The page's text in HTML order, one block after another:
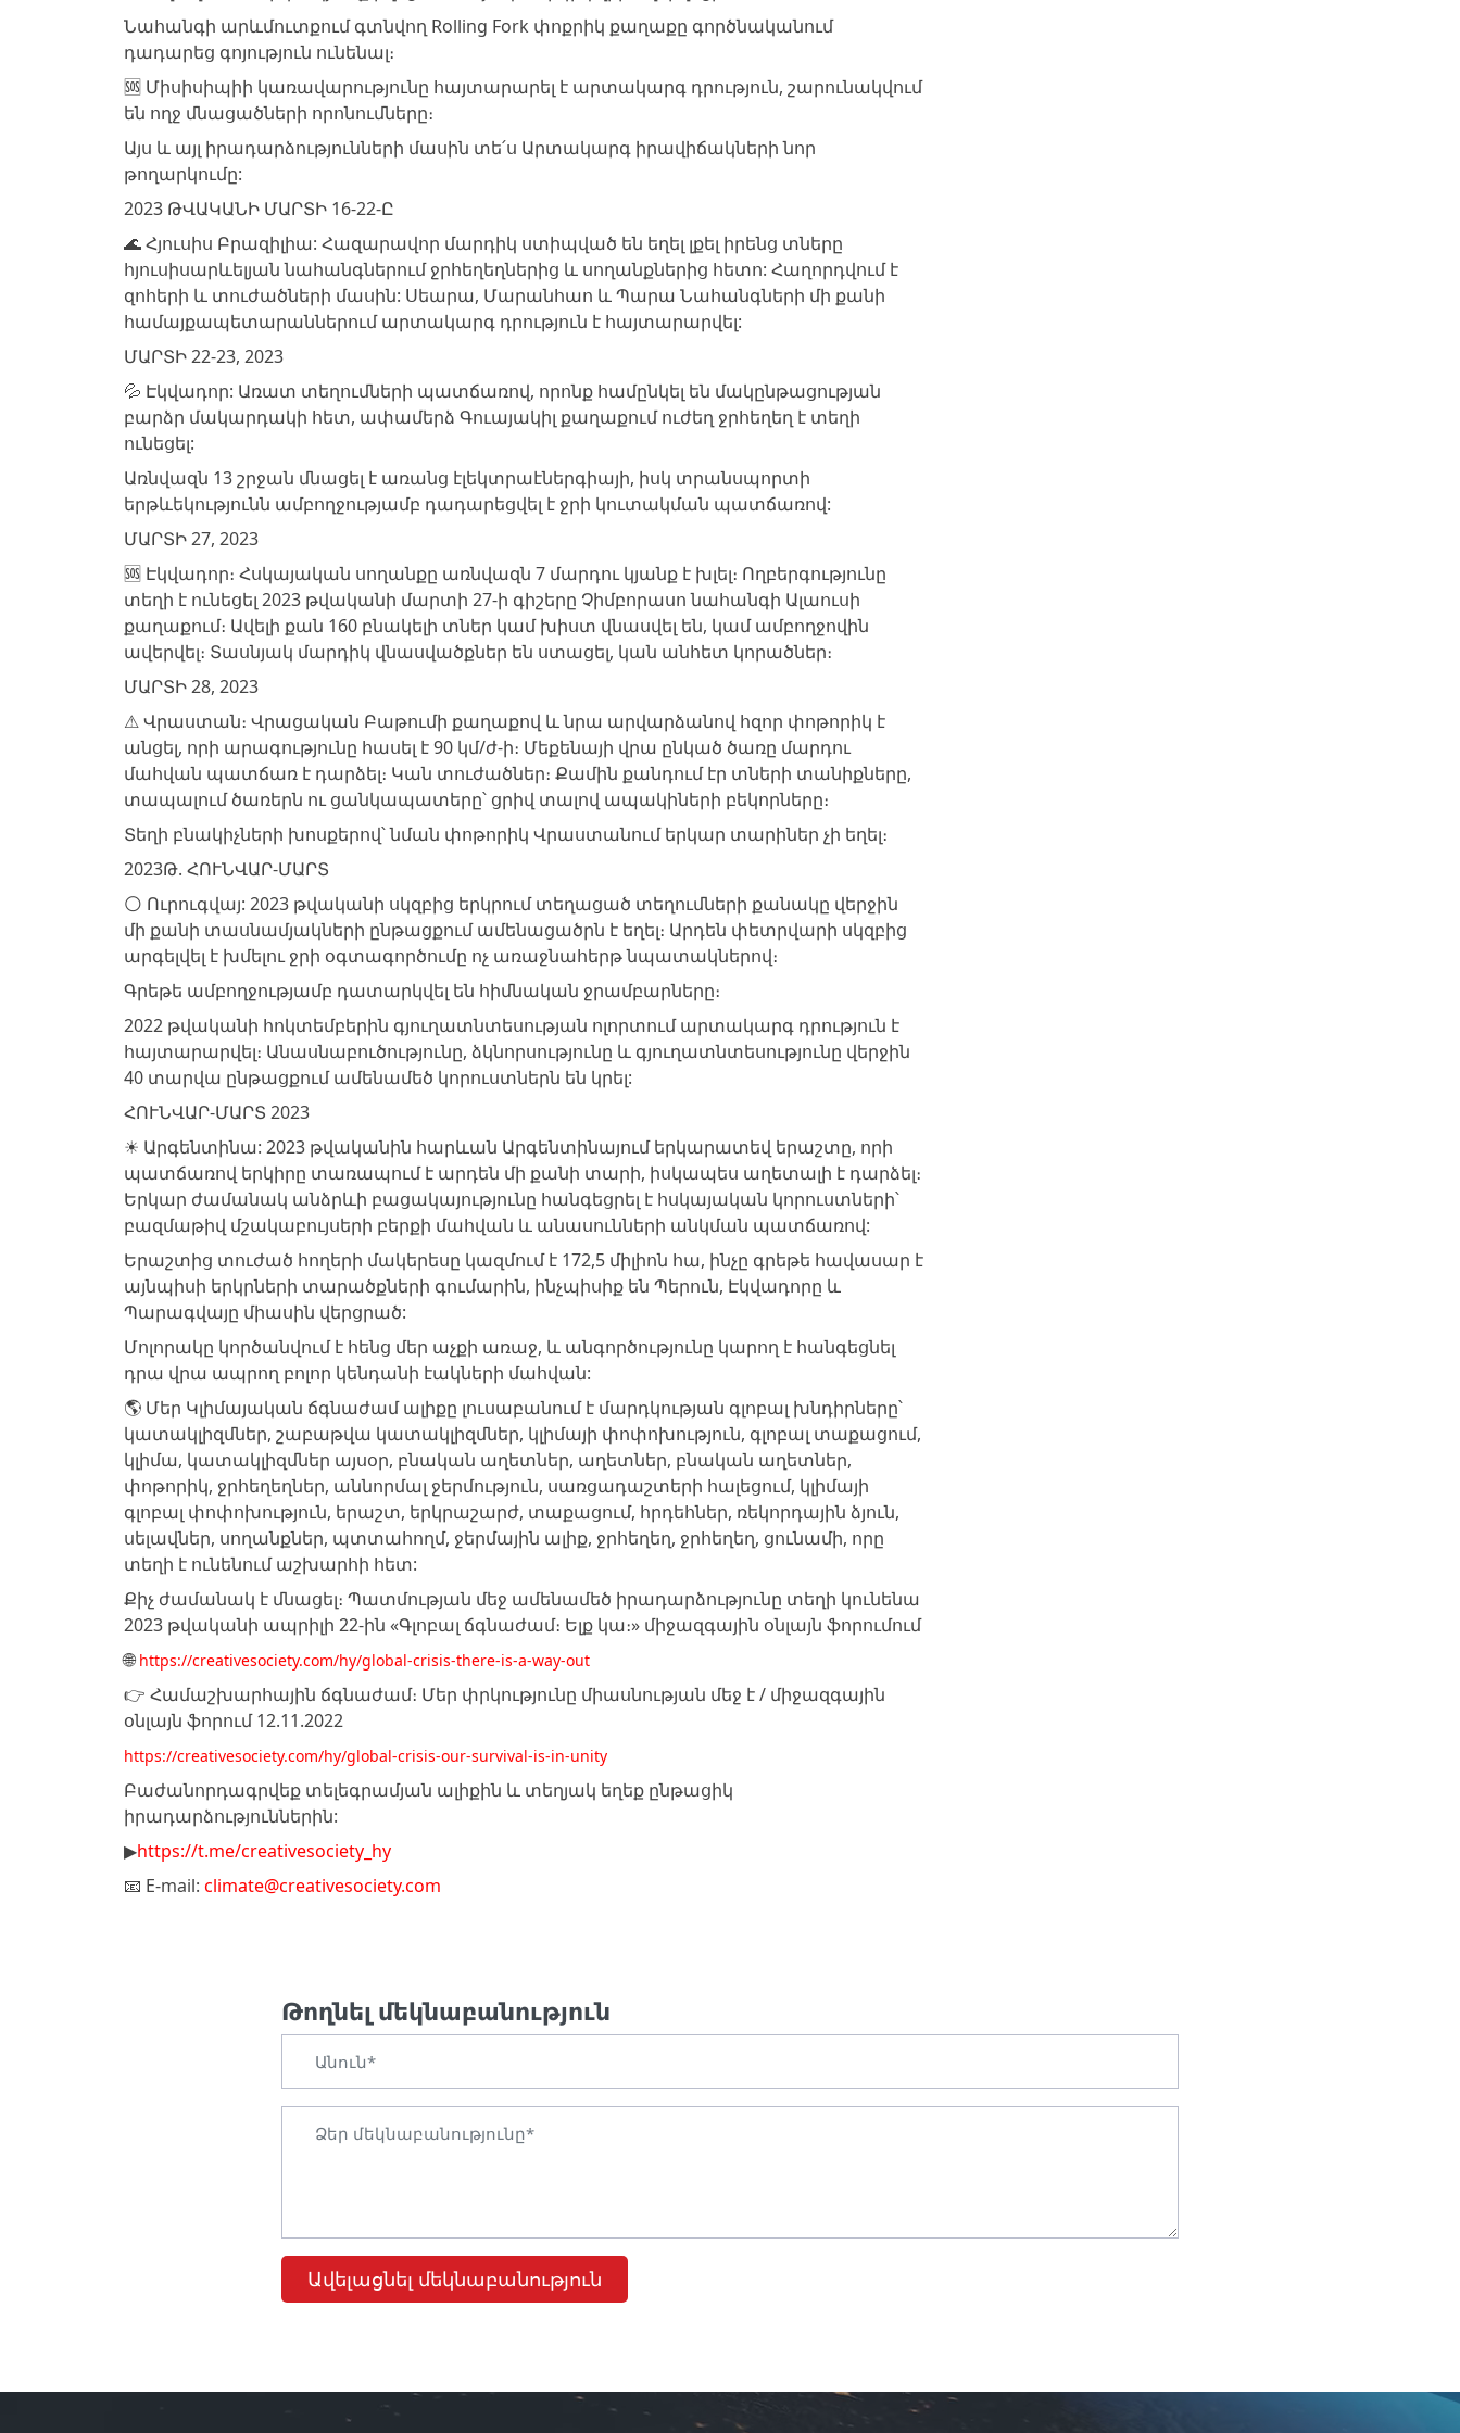
Նահանգի արևմուտքում գտնվող Rolling Fork փոքրիկ քաղաքը գործնականում
դադարեց գոյություն ունենալ։
🆘 Միսիսիպիի կառավարությունը հայտարարել է արտակարգ դրություն, շարունակվում
են ողջ մնացածների որոնումները։
Այս և այլ իրադարձությունների մասին տե՛ս Արտակարգ իրավիճակների նոր
թողարկումը:
2023 ԹՎԱԿԱՆԻ ՄԱՐՏԻ 16-22-Ը
🌊 Հյուսիս Բրազիլիա: Հազարավոր մարդիկ ստիպված են եղել լքել իրենց տները
հյուսիսարևելյան նահանգներում ջրհեղեղներից և սողանքներից հետո: Հաղորդվում է
զոհերի և տուժածների մասին: Սեարա, Մարանհաո և Պարա Նահանգների մի քանի
համայքապետարաններում արտակարգ դրություն է հայտարարվել:
ՄԱՐՏԻ 22-23, 2023
💦 Էկվադոր: Առատ տեղումների պատճառով, որոնք համընկել են մակընթացության
բարձր մակարդակի հետ, ափամերձ Գուայակիլ քաղաքում ուժեղ ջրհեղեղ է տեղի
ունեցել:
Առնվազն 13 շրջան մնացել է առանց էլեկտրաէներգիայի, իսկ տրանսպորտի
երթևեկությունն ամբողջությամբ դադարեցվել է ջրի կուտակման պատճառով:
ՄԱՐՏԻ 27, 2023
🆘 Էկվադոր։ Հսկայական սողանքը առնվազն 7 մարդու կյանք է խլել։ Ողբերգությունը
տեղի է ունեցել 2023 թվականի մարտի 27-ի գիշերը Չիմբորասո նահանգի Ալաուսի
քաղաքում։ Ավելի քան 160 բնակելի տներ կամ խիստ վնասվել են, կամ ամբողջովին
ավերվել։ Տասնյակ մարդիկ վնասվածքներ են ստացել, կան անհետ կորածներ։
ՄԱՐՏԻ 28, 2023
⚠️ Վրաստան։ Վրացական Բաթումի քաղաքով և նրա արվարձանով հզոր փոթորիկ է
անցել, որի արագությունը հասել է 90 կմ/ժ-ի։ Մեքենայի վրա ընկած ծառը մարդու
մահվան պատճառ է դարձել։ Կան տուժածներ։ Քամին քանդում էր տների տանիքները,
տապալում ծառերն ու ցանկապատերը՝ ցրիվ տալով ապակիների բեկորները։
Տեղի բնակիչների խոսքերով՝ նման փոթորիկ Վրաստանում երկար տարիներ չի եղել։
2023Թ. ՀՈՒՆՎԱՐ-ՄԱՐՏ
🌕 Ուրուգվայ: 2023 թվականի սկզբից երկրում տեղացած տեղումների քանակը վերջին
մի քանի տասնամյակների ընթացքում ամենացածրն է եղել։ Արդեն փետրվարի սկզբից
արգելվել է խմելու ջրի օգտագործումը ոչ առաջնահերթ նպատակներով։
Գրեթե ամբողջությամբ դատարկվել են հիմնական ջրամբարները։
2022 թվականի հոկտեմբերին գյուղատնտեսության ոլորտում արտակարգ դրություն է
հայտարարվել։ Անասնաբուծությունը, ձկնորսությունը և գյուղատնտեսությունը վերջին
40 տարվա ընթացքում ամենամեծ կորուստներն են կրել:
ՀՈՒՆՎԱՐ-ՄԱՐՏ 2023
☀️ Արգենտինա: 2023 թվականին հարևան Արգենտինայում երկարատեվ երաշտը, որի
պատճառով երկիրը տառապում է արդեն մի քանի տարի, իսկապես աղետալի է դարձել։
Երկար ժամանակ անձրևի բացակայությունը հանգեցրել է հսկայական կորուստների՝
բազմաթիվ մշակաբույսերի բերքի մահվան և անասունների անկման պատճառով:
Երաշտից տուժած հողերի մակերեսը կազմում է 172,5 միլիոն հա, ինչը գրեթե հավասար է
այնպիսի երկրների տարածքների գումարին, ինչպիսիք են Պերուն, Էկվադորը և
Պարագվայը միասին վերցրած:
Մոլորակը կործանվում է հենց մեր աչքի առաջ, և անգործությունը կարող է հանգեցնել
դրա վրա ապրող բոլոր կենդանի էակների մահվան:
🌎 Մեր Կլիմայական ճգնաժամ ալիքը լուսաբանում է մարդկության գլոբալ խնդիրները՝
կատակլիզմներ, շաբաթվա կատակլիզմներ, կլիմայի փոփոխություն, գլոբալ տաքացում,
կլիմա, կատակլիզմներ այսօր, բնական աղետներ, աղետներ, բնական աղետներ,
փոթորիկ, ջրհեղեղներ, աննորմալ ջերմություն, սառցադաշտերի հալեցում, կլիմայի
գլոբալ փոփոխություն, երաշտ, երկրաշարժ, տաքացում, հրդեհներ, ռեկորդային ձյուն,
սելավներ, սողանքներ, պտտահողմ, ջերմային ալիք, ջրհեղեղ, ջրհեղեղ, ցունամի, որը
տեղի է ունենում աշխարհի հետ:
Քիչ ժամանակ է մնացել։ Պատմության մեջ ամենամեծ իրադարձությունը տեղի կունենա
2023 թվականի ապրիլի 22-ին «Գլոբալ ճգնաժամ։ Ելք կա։» միջազգային օնլայն ֆորումում
🌐 https://creativesociety.com/hy/global-crisis-there-is-a-way-out
👉 Համաշխարհային ճգնաժամ։ Մեր փրկությունը միասնության մեջ է / միջազգային
օնլայն ֆորում 12.11.2022
https://creativesociety.com/hy/global-crisis-our-survival-is-in-unity
Բաժանորդագրվեք տելեգրամյան ալիքին և տեղյակ եղեք ընթացիկ
իրադարձություններին:
▶️https://t.me/creativesociety_hy
📧 E-mail: climate@creativesociety.com
Թողնել մեկնաբանություն
Ավելացնել մեկնաբանություն